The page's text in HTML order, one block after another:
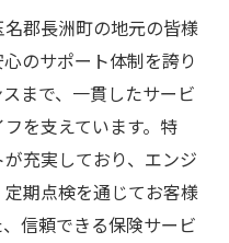
郡長洲町の地元の皆様
のサポート体制を誇り
まで、一貫したサービ
を支えています。特
充実しており、エンジ
期点検を通じてお客様
信頼できる保険サービ